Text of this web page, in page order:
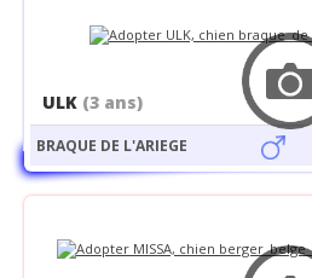
ULK (3 ans)
BRAQUE DE L'ARIEGE